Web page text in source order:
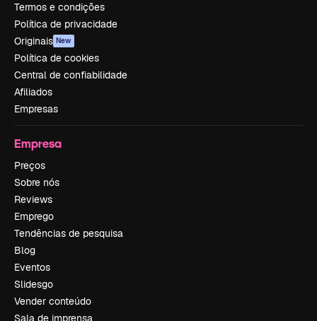
Termos e condições
Política de privacidade
Originais New
Política de cookies
Central de confiabilidade
Afiliados
Empresas
Empresa
Preços
Sobre nós
Reviews
Emprego
Tendências de pesquisa
Blog
Eventos
Slidesgo
Vender conteúdo
Sala de imprensa